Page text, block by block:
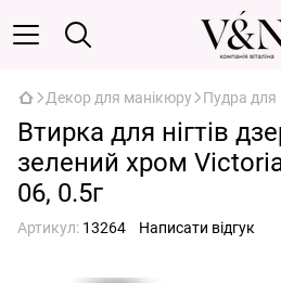
Декор для манікюру Пудра для
Втирка для нігтів
зелений хром
06, 0.5г
Артикул: 13264 Написати відгук